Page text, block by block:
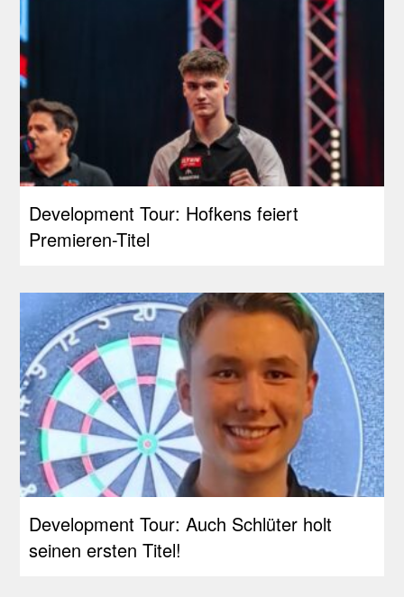
Development Tour: Hofkens feiert
Premieren-Titel
Development Tour: Auch Schlüter holt
seinen ersten Titel!